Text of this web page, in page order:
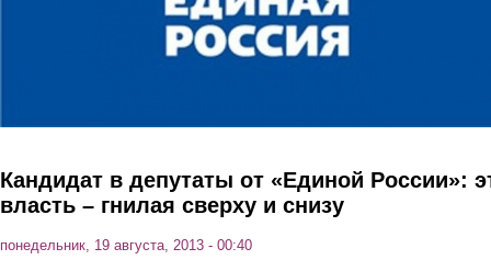
Кандидат в депутаты от «Единой России»:
власть – гнилая сверху и снизу
понедельник, 19 августа, 2013 - 00:40